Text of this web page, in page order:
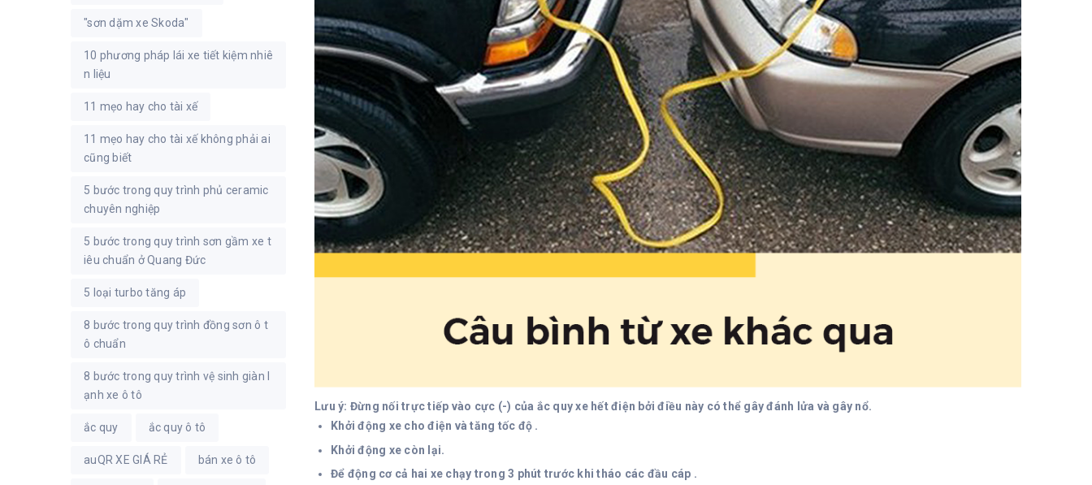
Lưu ý: Đừng nối trực tiếp vào cực (-) của ắc quy xe hết điện bởi điều này có thể gây đánh lửa và gây nổ.
Khởi động xe cho điện và tăng tốc độ .
Khởi động xe còn lại.
Để động cơ cả hai xe chạy trong 3 phút trước khi tháo các đầu cáp .
"sơn dặm xe Skoda"
10 phương pháp lái xe tiết kiệm nhiê
n liệu
11 mẹo hay cho tài xế
11 mẹo hay cho tài xế không phải ai
cũng biết
5 bước trong quy trình phủ ceramic
chuyên nghiệp
5 bước trong quy trình sơn gầm xe t
iêu chuẩn ở Quang Đức
5 loại turbo tăng áp
8 bước trong quy trình đồng sơn ô t
ô chuẩn
8 bước trong quy trình vệ sinh giàn l
ạnh xe ô tô
ắc quy ắc quy ô tô
auQR XE GIÁ RẺ bán xe ô tô